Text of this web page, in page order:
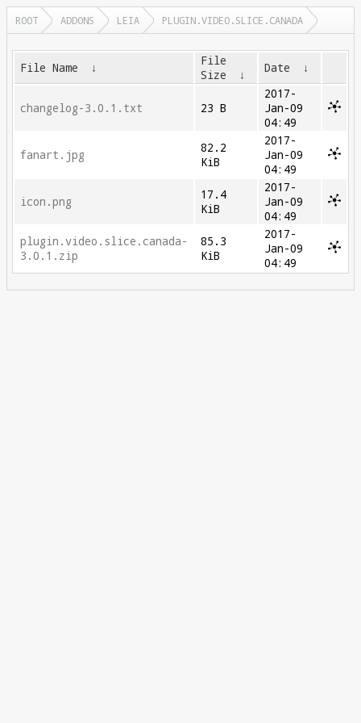
ROOT ADDONS LEIA PLUGIN.VIDEO.SLICE.CANADA
File Name ↓
File
Size
↓ Date ↓
changelog-3.0.1.txt 23 B
2017-
Jan-09
04:49
fanart.jpg
82.2
KiB
2017-
Jan-09
04:49
icon.png
17.4
KiB
2017-
Jan-09
04:49
plugin.video.slice.canada-
3.0.1.zip
85.3
KiB
2017-
Jan-09
04:49